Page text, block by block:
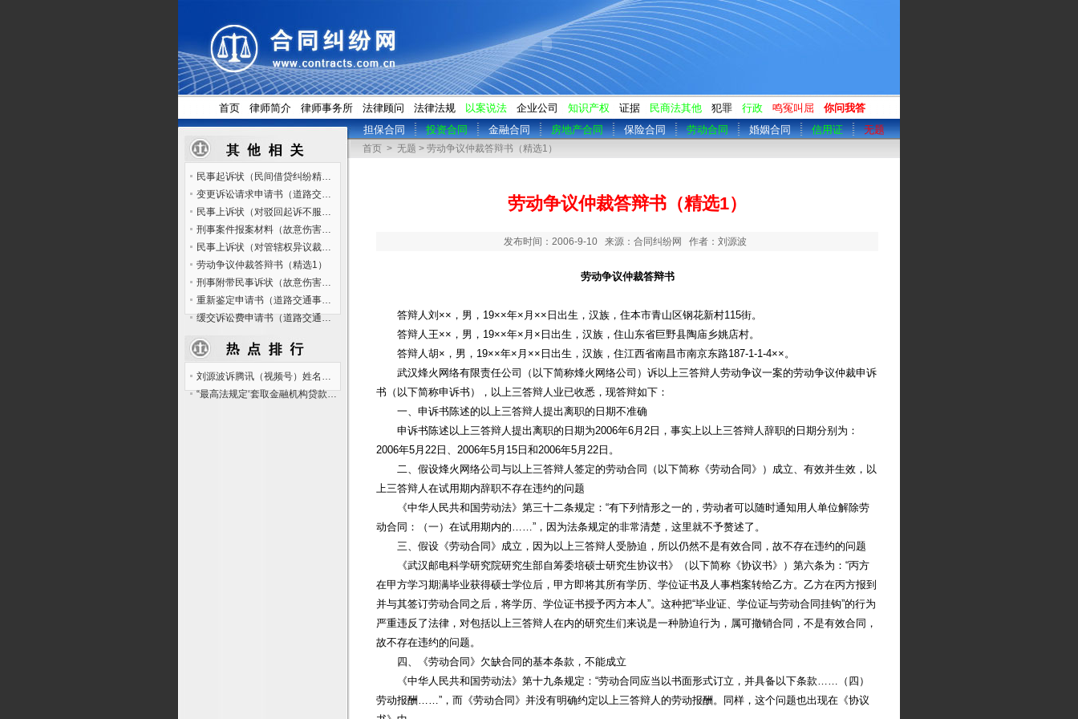
首页 律师简介 律师事务所 法律顾问 法律法规 以案说法 企业公司 知识产权 证据 民商法其他 犯罪 行政 鸣冤叫屈
你问我答
担保合同
投资合同 金融合同 房地产合同 保险合同 劳动合同 婚姻合同 信用证 无题
首页 > 无题 > 劳动争议仲裁答辩书（精选1）
劳动争议仲裁答辩书（精选1）
发布时间：2006-9-10 来源：合同纠纷网 作者：刘源波
劳动争议仲裁答辩书
答辩人刘××，男，19××年×月××日出生，汉族，住本市青山区钢花新村115街。
答辩人王××，男，19××年×月×日出生，汉族，住山东省巨野县陶庙乡姚店村。
答辩人胡×，男，19××年×月××日出生，汉族，住江西省南昌市南京东路187-1-1-4××。
武汉烽火网络有限责任公司（以下简称烽火网络公司）诉以上三答辩人劳动争议一案的劳动争议仲裁申诉
书（以下简称申诉书），以上三答辩人业已收悉，现答辩如下：
一、申诉书陈述的以上三答辩人提出离职的日期不准确
申诉书陈述以上三答辩人提出离职的日期为2006年6月2日，事实上以上三答辩人辞职的日期分别为：
2006年5月22日、2006年5月15日和2006年5月22日。
二、假设烽火网络公司与以上三答辩人签定的劳动合同（以下简称《劳动合同》）成立、有效并生效，以
上三答辩人在试用期内辞职不存在违约的问题
《中华人民共和国劳动法》第三十二条规定：“有下列情形之一的，劳动者可以随时通知用人单位解除劳
动合同：（一）在试用期内的……”，因为法条规定的非常清楚，这里就不予赘述了。
三、假设《劳动合同》成立，因为以上三答辩人受胁迫，所以仍然不是有效合同，故不存在违约的问题
《武汉邮电科学研究院研究生部自筹委培硕士研究生协议书》（以下简称《协议书》）第六条为：“丙方
在甲方学习期满毕业获得硕士学位后，甲方即将其所有学历、学位证书及人事档案转给乙方。乙方在丙方报到
并与其签订劳动合同之后，将学历、学位证书授予丙方本人”。这种把“毕业证、学位证与劳动合同挂钩”的行为
严重违反了法律，对包括以上三答辩人在内的研究生们来说是一种胁迫行为，属可撤销合同，不是有效合同，
故不存在违约的问题。
四、《劳动合同》欠缺合同的基本条款，不能成立
《中华人民共和国劳动法》第十九条规定：“劳动合同应当以书面形式订立，并具备以下条款……（四）
劳动报酬……”，而《劳动合同》并没有明确约定以上三答辩人的劳动报酬。同样，这个问题也出现在《协议
民事起诉状（民间借贷纠纷精选1）
变更诉讼请求申请书（道路交通事故人身损害赔偿纠纷精选1）
民事上诉状（对驳回起诉不服的案件精选2）
刑事案件报案材料（故意伤害罪精选1）
民事上诉状（对管辖权异议裁定不服的案件精选1）
劳动争议仲裁答辩书（精选1）
刑事附带民事诉状（故意伤害罪精选1）
重新鉴定申请书（道路交通事故人身损害赔偿纠纷精选1）
缓交诉讼费申请书（道路交通事故人身损害赔偿纠纷精选1）
刘源波诉腾讯（视频号）姓名权纠纷案的《民事起诉状》
“最高法规定‘套取金融机构贷款转贷未牟利’的合同也无效”是否有必要？